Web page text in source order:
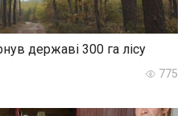
державі 300 га лісу
775